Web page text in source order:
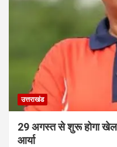
उत्तराखंड
29 अगस्त से शुरू होगा खेल
आर्या